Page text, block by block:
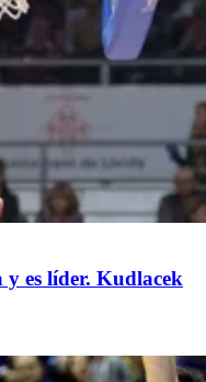
y es líder. Kudlacek